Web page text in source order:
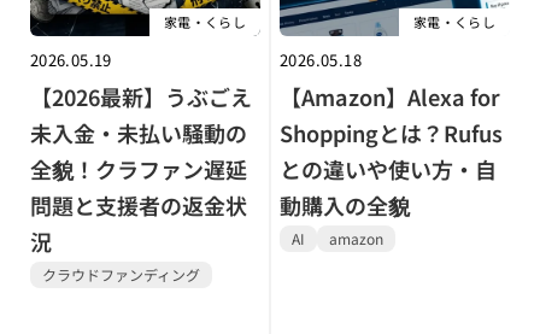
家電・くらし
2026.05.19
【2026最新】うぶごえ
未入金・未払い騒動の
全貌！クラファン遅延
問題と支援者の返金状
況
クラウドファンディング
家電・くらし
2026.05.18
【Amazon】Alexa for
Shoppingとは？Rufus
との違いや使い方・自
動購入の全貌
AI amazon